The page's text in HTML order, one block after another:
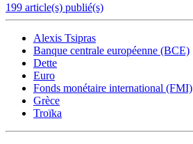
199 article(s) publié(s)
Alexis Tsipras
Banque centrale européenne (BCE)
Dette
Euro
Fonds monétaire international (FMI)
Grèce
Troïka